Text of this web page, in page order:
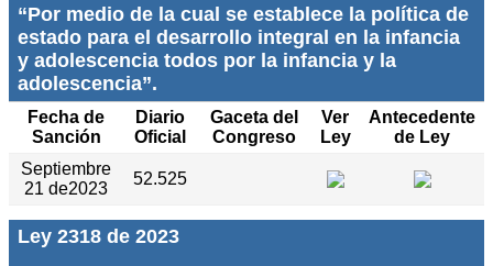
“Por medio de la cual se establece la política de
estado para el desarrollo integral en la infancia
y adolescencia todos por la infancia y la
adolescencia”.
Fecha de
Sanción
Diario
Oficial
Gaceta del
Congreso
Ver
Ley
Antecedente
de Ley
Septiembre
21 de2023
52.525
Ley 2318 de 2023